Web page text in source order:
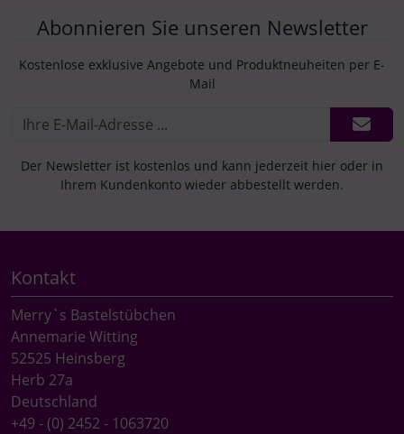
Abonnieren Sie unseren Newsletter
Kostenlose exklusive Angebote und Produktneuheiten per E-
Mail
Der Newsletter ist kostenlos und kann jederzeit hier oder in
Ihrem Kundenkonto wieder abbestellt werden.
Kontakt
Merry`s Bastelstübchen
Annemarie Witting
52525 Heinsberg
Herb 27a
Deutschland
+49 - (0) 2452 - 1063720